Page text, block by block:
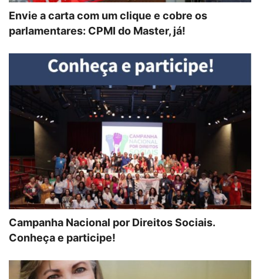
Envie a carta com um clique e cobre os
parlamentares: CPMI do Master, já!
Campanha Nacional por Direitos Sociais.
Conheça e participe!